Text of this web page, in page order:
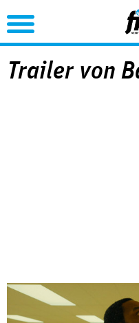
Trailer von